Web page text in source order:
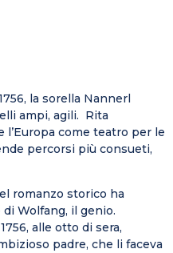
la sorella Nannerl
ampi, agili. Rita
come teatro per le
percorsi più consueti,
romanzo storico ha
Wolfang, il genio.
alle otto di sera,
padre, che li faceva